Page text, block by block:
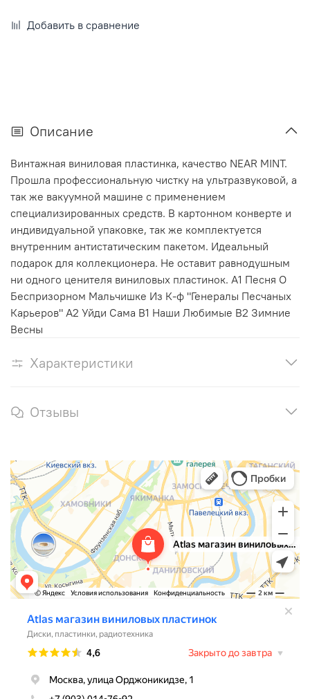
Добавить в сравнение
Описание
Винтажная виниловая пластинка, качество NEAR MINT.
Прошла профессиональную чистку на ультразвуковой, а
так же вакуумной машине с применением
специализированных средств. В картонном конверте и
индивидуальной упаковке, так же комплектуется
внутренним антистатическим пакетом. Идеальный
подарок для коллекционера. Не оставит равнодушным
ни одного ценителя виниловых пластинок. A1 Песня О
Беспризорном Мальчишке Из К-ф "Генералы Песчаных
Карьеров" A2 Уйди Сама B1 Наши Любимые B2 Зимние
Весны
Характеристики
Отзывы